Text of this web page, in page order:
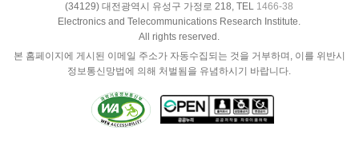
(34129) 대전광역시 유성구 가정로 218, TEL 1466-38
Electronics and Telecommunications Research Institute.
All rights reserved.
본 홈페이지에 게시된 이메일 주소가 자동수집되는 것을 거부하며, 이를 위반시
정보통신망법에 의해 처벌됨을 유념하시기 바랍니다.